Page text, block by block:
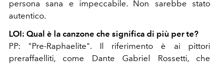
persona sana e impeccabile. Non sarebbe stato
autentico.
LOI: Qual è la canzone che significa di più per te?
PP: "Pre-Raphaelite". Il riferimento è ai pittori
preraffaelliti, come Dante Gabriel Rossetti, che